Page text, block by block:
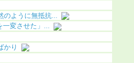
ように無抵抗...
一変させた」...
かり